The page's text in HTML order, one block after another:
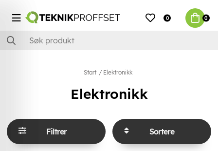
0 0
Start Elektronikk
Elektronikk
Filtrer Sortere